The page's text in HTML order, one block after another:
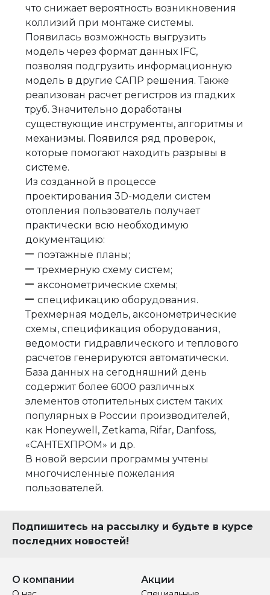
что снижает вероятность возникновения
коллизий при монтаже системы.
Появилась возможность выгрузить
модель через формат данных IFC,
позволяя подгрузить информационную
модель в другие САПР решения. Также
реализован расчет регистров из гладких
труб. Значительно доработаны
существующие инструменты, алгоритмы и
механизмы. Появился ряд проверок,
которые помогают находить разрывы в
системе.
Из созданной в процессе
проектирования 3D-модели систем
отопления пользователь получает
практически всю необходимую
документацию:
поэтажные планы;
трехмерную схему систем;
аксонометрические схемы;
спецификацию оборудования.
Трехмерная модель, аксонометрические
схемы, спецификация оборудования,
ведомости гидравлического и теплового
расчетов генерируются автоматически.
База данных на сегодняшний день
содержит более 6000 различных
элементов отопительных систем таких
популярных в России производителей,
как Honeywell, Zetkama, Rifar, Danfoss,
«САНТЕХПРОМ» и др.
В новой версии программы учтены
многочисленные пожелания
пользователей.
Подпишитесь на рассылку и будьте в курсе
последних новостей!
О компании Акции